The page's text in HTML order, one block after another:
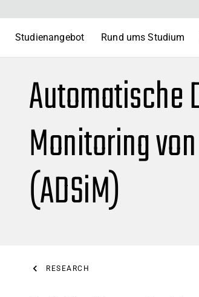
Studienangebot Rund ums Studium
Automatische
Monitoring
(ADSiM)
RESEARCH